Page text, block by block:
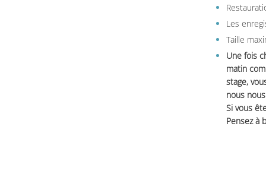
Les
Taille
Une fois
matin
stage,
nous
Si vous
Pensez à